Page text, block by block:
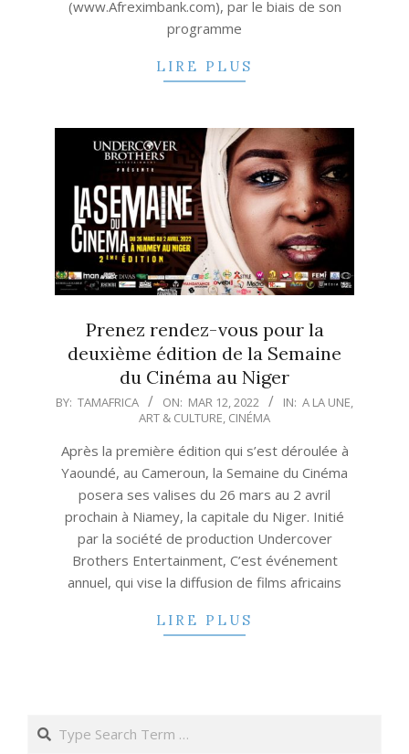
(www.Afreximbank.com), par le biais de son
programme
LIRE PLUS
Prenez rendez-vous pour la
deuxième édition de la Semaine
du Cinéma au Niger
2022-
12
BY: TAMAFRICA ON: MAR 12, 2022 IN: A LA UNE,
ART & CULTURE, CINÉMA
Après la première édition qui s’est déroulée à
Yaoundé, au Cameroun, la Semaine du Cinéma
posera ses valises du 26 mars au 2 avril
prochain à Niamey, la capitale du Niger. Initié
par la société de production Undercover
Brothers Entertainment, C’est événement
annuel, qui vise la diffusion de films africains
LIRE PLUS
Search